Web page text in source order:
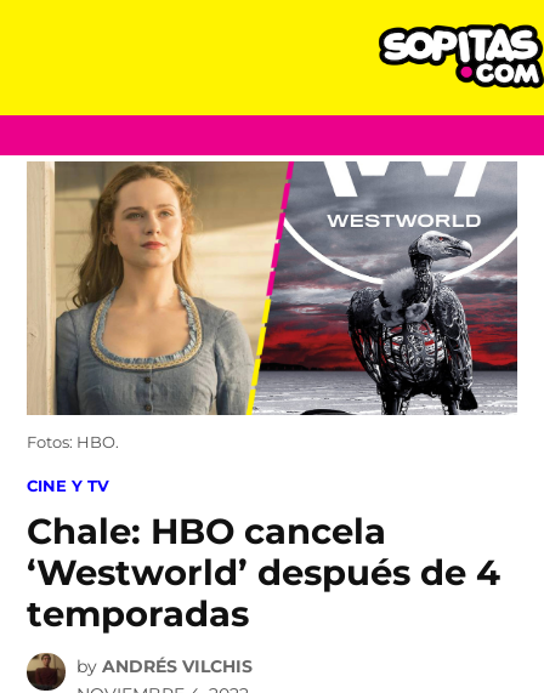
Skip
to
content
Fotos: HBO.
POSTED
CINE Y TV
Chale: HBO cancela
‘Westworld’ después de 4
temporadas
by ANDRÉS VILCHIS